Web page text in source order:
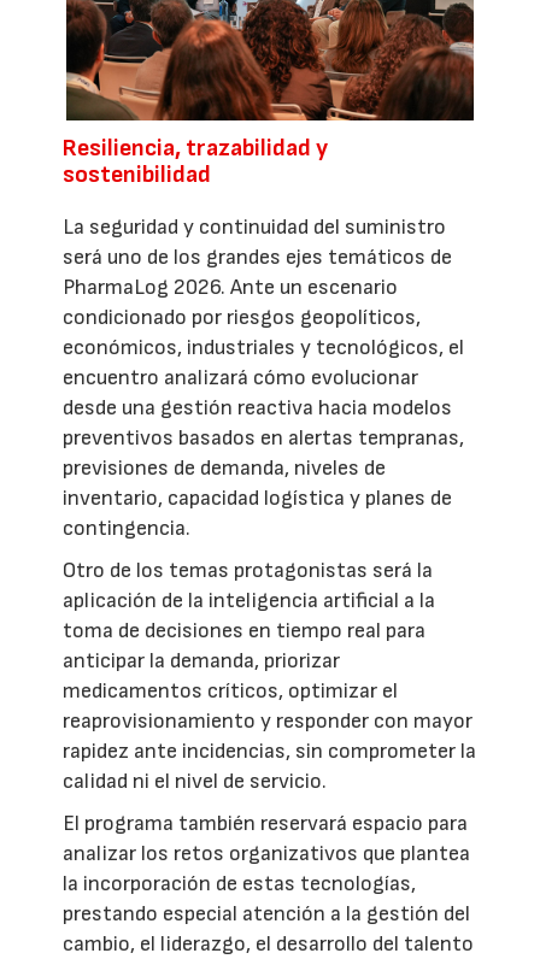
Resiliencia, trazabilidad y
sostenibilidad
La seguridad y continuidad del suministro
será uno de los grandes ejes temáticos de
PharmaLog 2026. Ante un escenario
condicionado por riesgos geopolíticos,
económicos, industriales y tecnológicos, el
encuentro analizará cómo evolucionar
desde una gestión reactiva hacia modelos
preventivos basados en alertas tempranas,
previsiones de demanda, niveles de
inventario, capacidad logística y planes de
contingencia.
Otro de los temas protagonistas será la
aplicación de la inteligencia artificial a la
toma de decisiones en tiempo real para
anticipar la demanda, priorizar
medicamentos críticos, optimizar el
reaprovisionamiento y responder con mayor
rapidez ante incidencias, sin comprometer la
calidad ni el nivel de servicio.
El programa también reservará espacio para
analizar los retos organizativos que plantea
la incorporación de estas tecnologías,
prestando especial atención a la gestión del
cambio, el liderazgo, el desarrollo del talento